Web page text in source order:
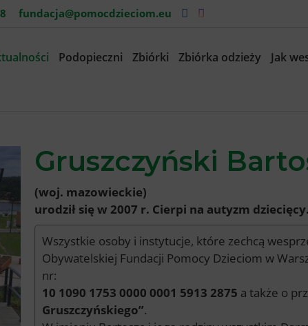
fundacja@pomocdzieciom.eu
Podopieczni Zbiórki Zbiórka odzieży Jak
Gruszczyński
(woj. mazowieckie)
urodził się w 2007 r. Cierpi na autyzm dziecięcy.
Wszystkie osoby i instytucje, które zechcą
Obywatelskiej Fundacji Pomocy Dzieciom w
nr:
10 1090 1753 0000 0001 5913 2875 a także o
Gruszczyńskiego”.